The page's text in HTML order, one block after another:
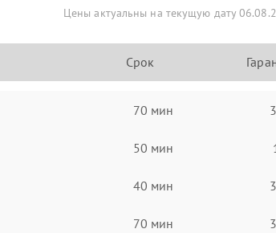
Цены актуальны на текущую дату
Срок
70 мин
50 мин
40 мин
70 мин